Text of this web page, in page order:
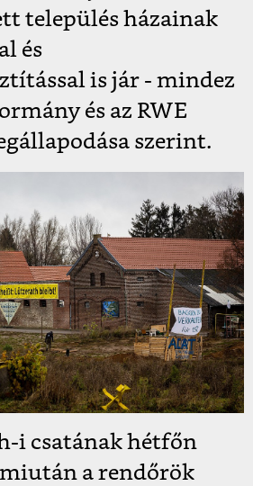
település házainak
és
is jár - mindez
és az RWE
szerint.
i csatának hétfőn
miután a rendőrök